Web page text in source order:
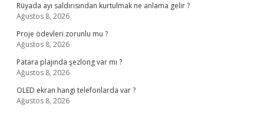
Rüyada ayı saldırısından kurtulmak ne anlama gelir ?
Ağustos 8, 2026
Proje ödevleri zorunlu mu ?
Ağustos 8, 2026
Patara plajında şezlong var mı ?
Ağustos 8, 2026
OLED ekran hangi telefonlarda var ?
Ağustos 8, 2026